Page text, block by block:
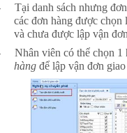
Tại danh sách nhưng
các đơn hàng được chọn
và chưa được lập vận
Nhân viên có thể chọn 1
hàng để lập vận đơn